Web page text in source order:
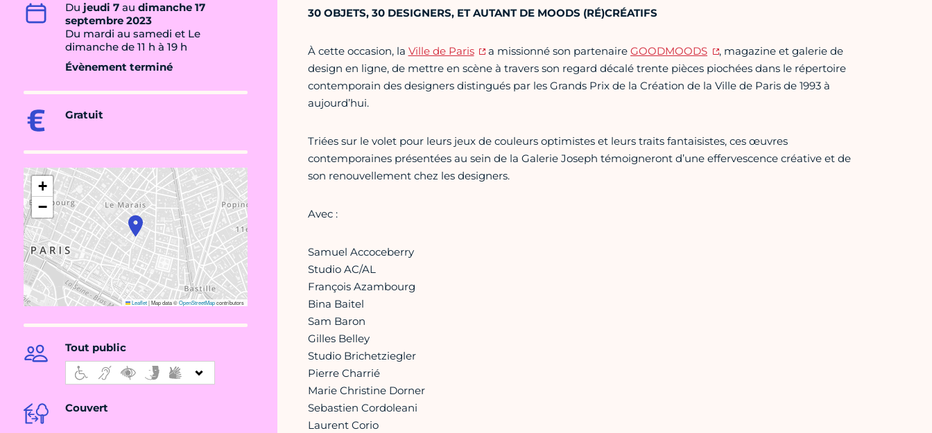
Du jeudi 7 au dimanche 17
septembre 2023
Du mardi au samedi et Le
dimanche de 11 h à 19 h
Évènement terminé
Gratuit
+
−
Leaflet|Map data ©OpenStreetMapcontributors
Tout public
Couvert
30 OBJETS, 30 DESIGNERS, ET AUTANT DE MOODS (RÉ)CRÉATIFS
À cette occasion, la Ville de Paris a missionné son partenaireGOODMOODS
, magazine et galerie de
design en ligne, de mettre en scène à travers son regard décalé trente pièces piochées dans le répertoire
contemporain des designers distingués par les Grands Prix de la Création de la Ville de Paris de 1993 à
aujourd’hui.
Triées sur le volet pour leurs jeux de couleurs optimistes et leurs traits fantaisistes, ces œuvres
contemporaines présentées au sein de la Galerie Joseph témoigneront d’une effervescence créative et de
son renouvellement chez les designers.
Avec :
Samuel Accoceberry
Studio AC/AL
François Azambourg
Bina Baitel
Sam Baron
Gilles Belley
Studio Brichetziegler
Pierre Charrié
Marie Christine Dorner
Sebastien Cordoleani
Laurent Corio